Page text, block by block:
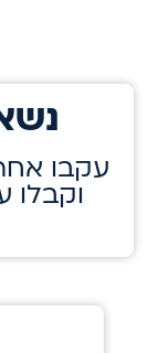
וקבלו